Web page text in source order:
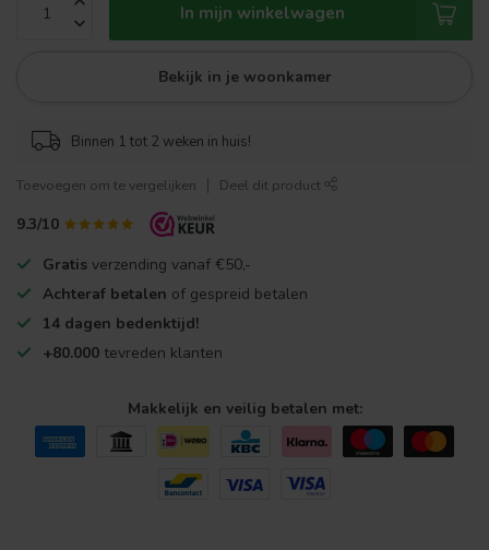
In mijn winkelwagen
Bekijk in je woonkamer
Binnen 1 tot 2 weken in huis!
Toevoegen om te vergelijken Deel dit product
9.3/10
Gratis verzending vanaf €50,-
Achteraf betalen of gespreid betalen
14 dagen bedenktijd!
+80.000 tevreden klanten
Makkelijk en veilig betalen met: